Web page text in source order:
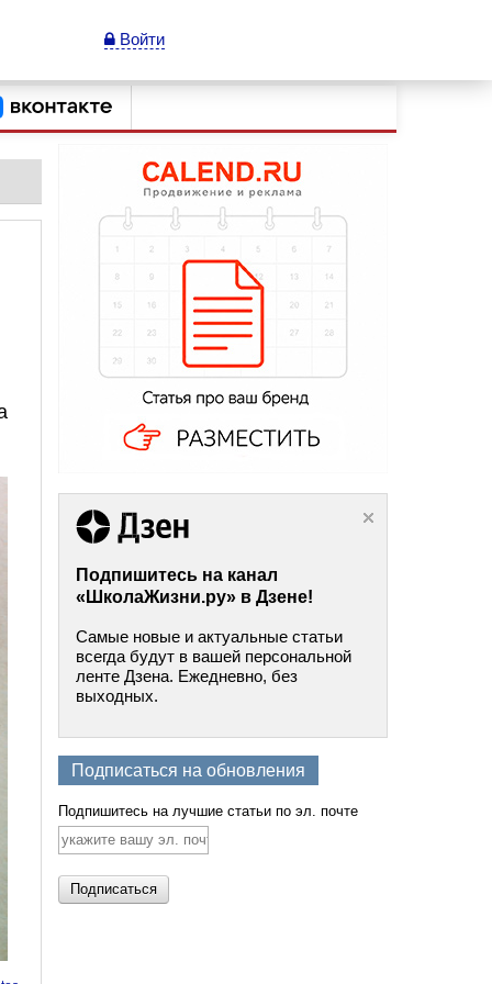
Войти
Подпишитесь на канал
«ШколаЖизни.ру» в Дзене!
Самые новые и актуальные статьи
всегда будут в вашей персональной
ленте Дзена. Ежедневно, без
выходных.
Подписаться на обновления
Подпишитесь на лучшие статьи по эл. почте